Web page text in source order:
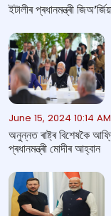
ইটালীৰ প্ৰধানমন্ত্ৰী
June 15, 2024 10:14 AM
অনুন্নত ৰাষ্ট্ৰ বিশেষকৈ
প্ৰধানমন্ত্ৰী মোদীৰ আহ্বান